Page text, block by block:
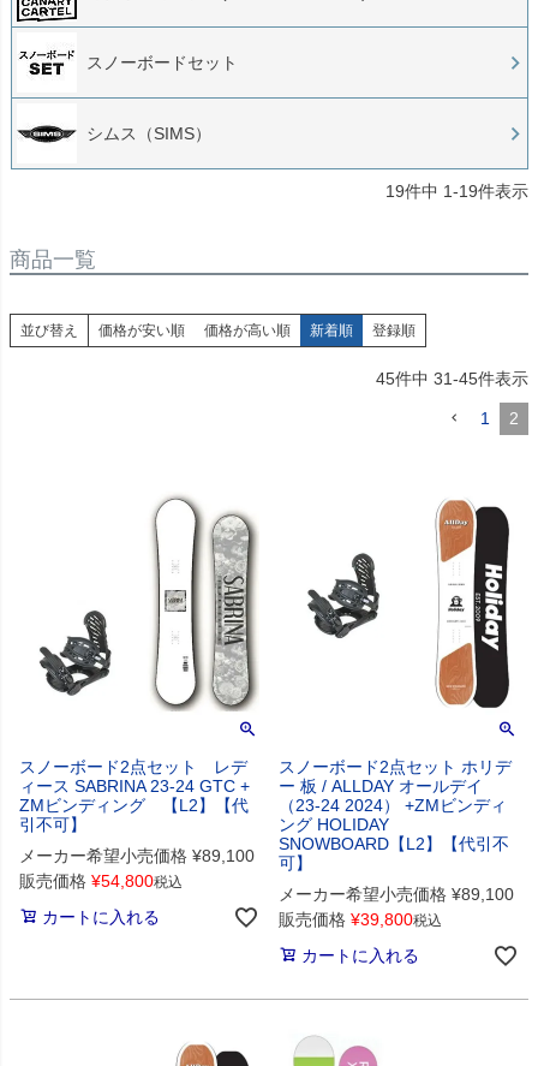
スノーボードセット
シムス（SIMS）
19件中 1-19件表示
商品一覧
並び替え 価格が安い順 価格が高い順 新着順 登録順
45件中 31-45件表示
1 2
スノーボード2点セット レデ
ィース SABRINA 23-24 GTC +
ZMビンディング 【L2】【代
引不可】
メーカー希望小売価格 ¥89,100
販売価格 ¥54,800税込
カートに入れる
スノーボード2点セット ホリデ
ー 板 / ALLDAY オールデイ
（23-24 2024） +ZMビンディ
ング HOLIDAY
SNOWBOARD【L2】【代引不
可】
メーカー希望小売価格 ¥89,100
販売価格 ¥39,800税込
カートに入れる